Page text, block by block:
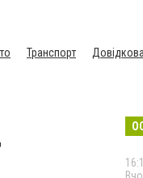
Транспорт Довідкова